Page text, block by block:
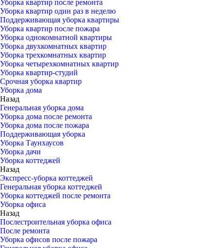
Уборка квартир после ремонта
Уборка квартир один раз в неделю
Поддерживающая уборка квартиры
Уборка квартир после пожара
Уборка однокомнатной квартиры
Уборка двухкомнатных квартир
Уборка трехкомнатных квартир
Уборка четырехкомнатных квартир
Уборка квартир-студий
Срочная уборка квартир
Уборка дома
Назад
Генеральная уборка дома
Уборка дома после ремонта
Уборка дома после пожара
Поддерживающая уборка
Уборка Таунхаусов
Уборка дачи
Уборка коттеджей
Назад
Экспресс-уборка коттеджей
Генеральная уборка коттеджей
Уборка коттеджей после ремонта
Уборка офиса
Назад
Послестроительная уборка офиса
После ремонта
Уборка офисов после пожара